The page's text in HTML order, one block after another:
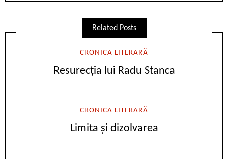
Related Posts
CRONICA LITERARĂ
Resurecția lui Radu Stanca
CRONICA LITERARĂ
Limita și dizolvarea